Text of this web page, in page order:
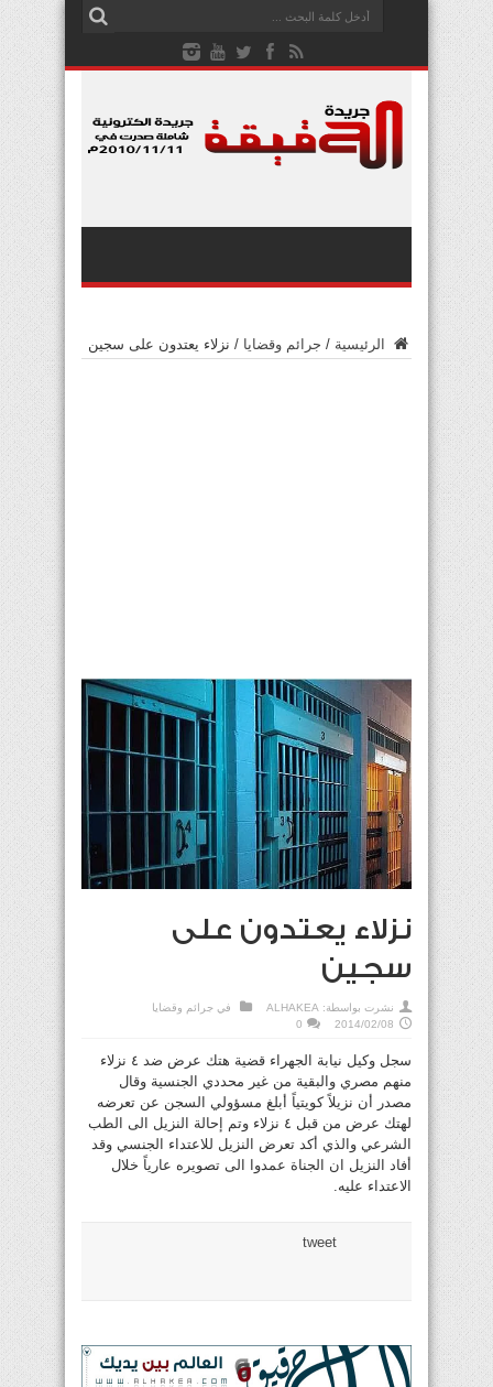
الرئيسية / جرائم وقضايا / نزلاء يعتدون على سجين
نزلاء يعتدون على
سجين
نشرت بواسطة: ALHAKEA في جرائم وقضايا
2014/02/08
0
سجل وكيل نيابة الجهراء قضية هتك عرض ضد ٤ نزلاء
منهم مصري والبقية من غير محددي الجنسية وقال
مصدر أن نزيلاً كويتياً أبلغ مسؤولي السجن عن تعرضه
لهتك عرض من قبل ٤ نزلاء وتم إحالة النزيل الى الطب
الشرعي والذي أكد تعرض النزيل للاعتداء الجنسي وقد
أفاد النزيل ان الجناة عمدوا الى تصويره عارياً خلال
الاعتداء عليه.
tweet